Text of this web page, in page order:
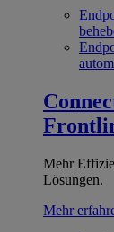
Mehr
Lösungen.
Mehr